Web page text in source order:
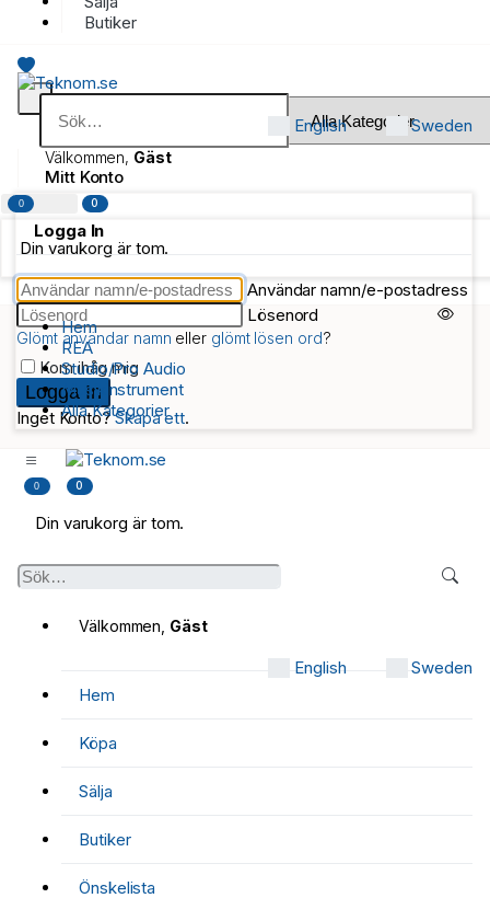
Butiker
English Sweden
Välkommen, Gäst
Mitt Konto
Logga In
Användar namn/e-postadress
Lösenord
Glömt användar namn eller glömt lösen ord?
Kom ihåg mig
Inget Konto?Skapa ett.
0 0
Din varukorg är tom.
Hem
REA
Studio/Pro Audio
Musikinstrument
Alla Kategorier
0 0
Din varukorg är tom.
Välkommen, Gäst
English
Sweden
Hem
Köpa
Sälja
Butiker
Önskelista